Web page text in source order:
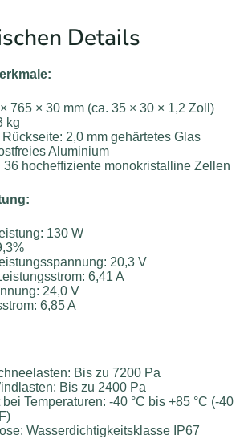
Details
765 × 30 mm (ca. 35 × 30 × 1,2 Zoll)
kg
2,0 mm gehärtetes Glas
Aluminium
36 hocheffiziente monokristalline Zellen
130 W
20,3 V
6,41 A
24,0 V
6,85 A
Bis zu 7200 Pa
Bis zu 2400 Pa
Temperaturen: -40 °C bis +85 °C (-40
Wasserdichtigkeitsklasse IP67